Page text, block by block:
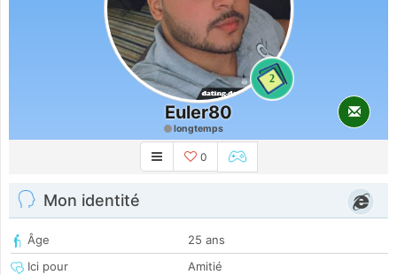
2
Euler80
longtemps
0
Mon identité
Âge
25 ans
Ici pour
Amitié